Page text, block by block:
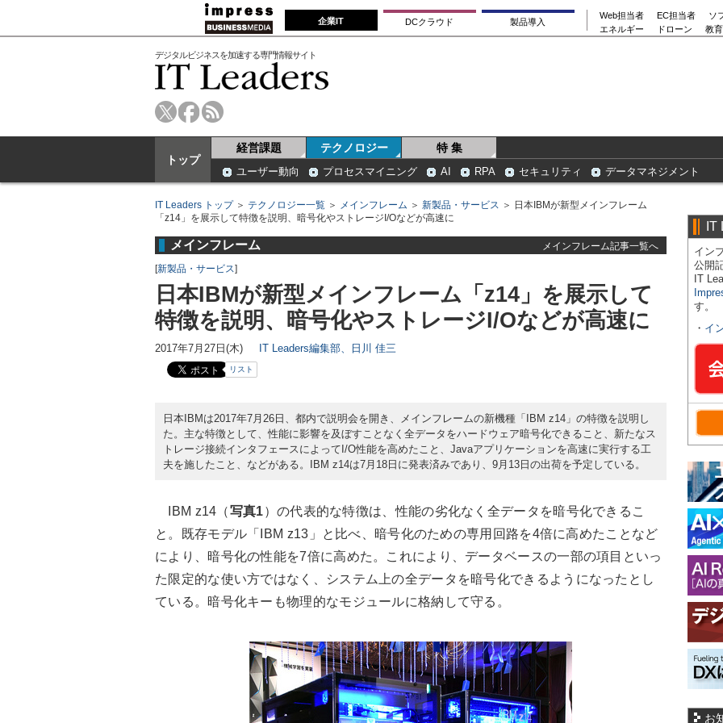
企業IT DCクラウド 製品導入
Web担当者 EC担当者
ソ
エネルギー
ドローン 教
デジタルビジネスを加速する専門情報サイト
トップ
経営課題 テクノロジー 特 集
ユーザー動向 プロセスマイニング AI RPA セキュリティ データマネジメント
IT Leaders トップ＞ テクノロジー一覧 ＞ メインフレーム ＞ 新製品・サービス ＞ 日本IBMが新型メインフレーム
「z14」を展示して特徴を説明、暗号化やストレージI/Oなどが高速に
メインフレーム
メインフレーム記事一覧へ
[新製品・サービス]
日本IBMが新型メインフレーム「z14」を展示して
特徴を説明、暗号化やストレージI/Oなどが高速に
2017年7月27日(木) IT Leaders編集部、日川 佳三
リスト
日本IBMは2017年7月26日、都内で説明会を開き、メインフレームの新機種「IBM z14」の特徴を説明し
た。主な特徴として、性能に影響を及ぼすことなく全データをハードウェア暗号化できること、新たなス
トレージ接続インタフェースによってI/O性能を高めたこと、Javaアプリケーションを高速に実行する工
夫を施したこと、などがある。IBM z14は7月18日に発表済みであり、9月13日の出荷を予定している。
IBM z14（写真1）の代表的な特徴は、性能の劣化なく全データを暗号化できるこ
と。既存モデル「IBM z13」と比べ、暗号化のための専用回路を4倍に高めたことなど
により、暗号化の性能を7倍に高めた。これにより、データベースの一部の項目といっ
た限定的な使い方ではなく、システム上の全データを暗号化できるようになったとし
ている。暗号化キーも物理的なモジュールに格納して守る。
IT
イン
公開
IT
す。
・ イ
お